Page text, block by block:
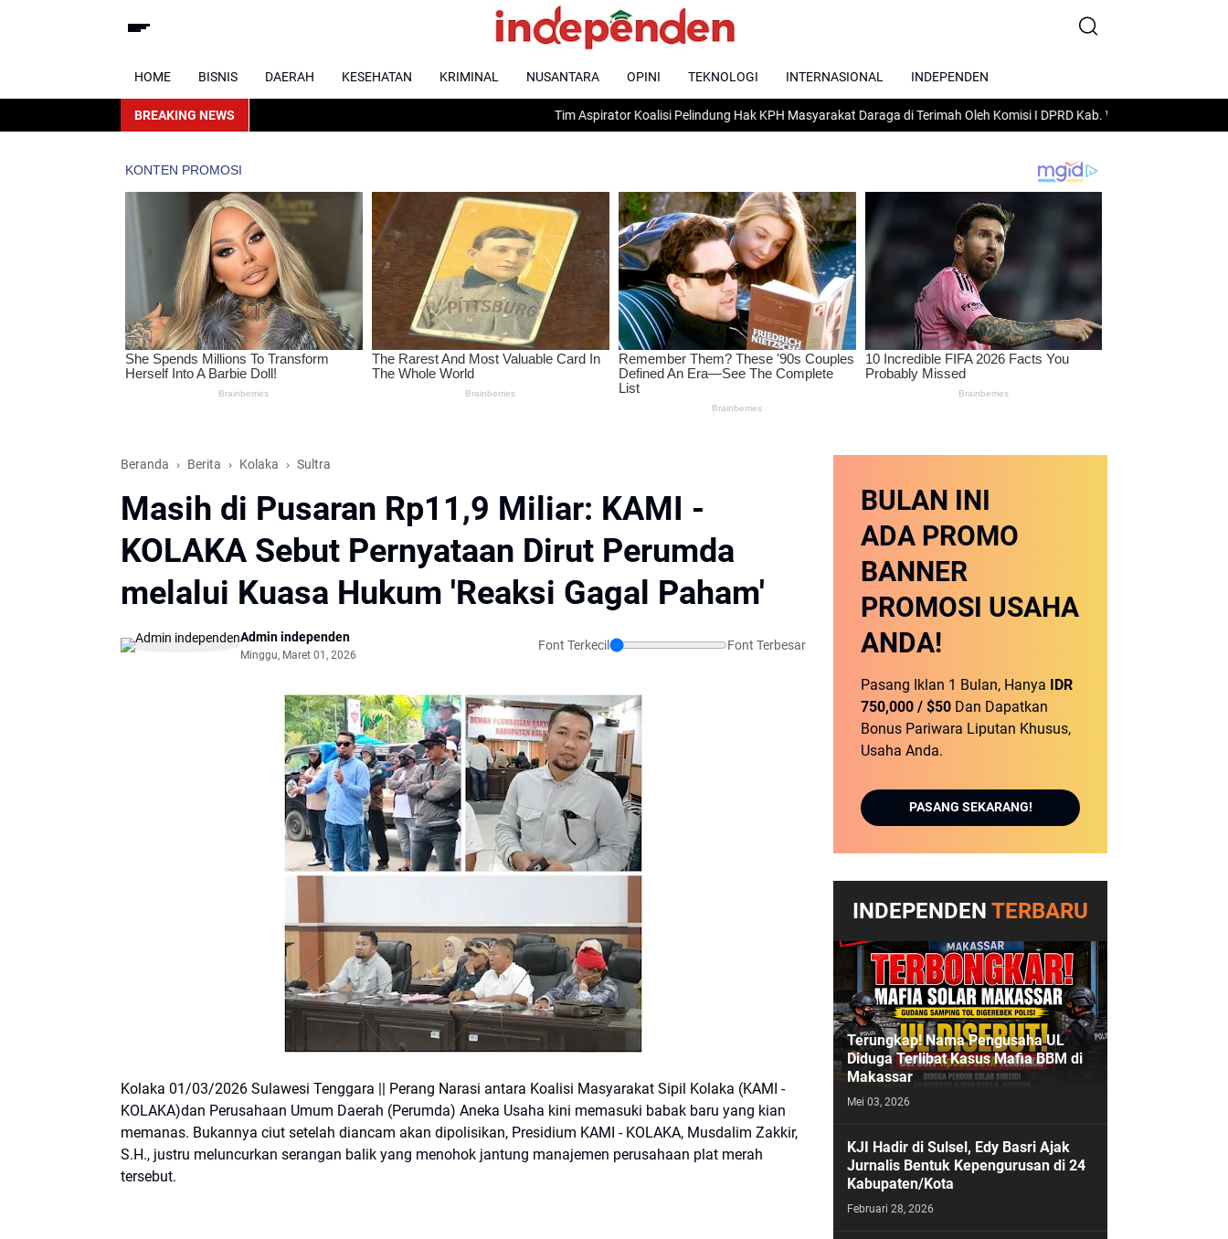
HOME BISNIS DAERAH KESEHATAN KRIMINAL NUSANTARA OPINI TEKNOLOGI INTERNASIONAL INDEPENDEN
BREAKING NEWS Tim Aspirator Koalisi Pelindung Hak KPH Masyarakat Daraga di Terimah Oleh Komisi I DPRD Kab. Wajo Lakukan Gelar Rapat Dengar
Beranda Berita Kolaka Sultra
Masih di Pusaran Rp11,9 Miliar: KAMI -
KOLAKA Sebut Pernyataan Dirut Perumda
melalui Kuasa Hukum 'Reaksi Gagal Paham'
Admin independen
Minggu, Maret 01, 2026
Font Terkecil Font Terbesar
Kolaka 01/03/2026 Sulawesi Tenggara || Perang Narasi antara Koalisi Masyarakat Sipil Kolaka (KAMI -
KOLAKA)dan Perusahaan Umum Daerah (Perumda) Aneka Usaha kini memasuki babak baru yang kian
memanas. Bukannya ciut setelah diancam akan dipolisikan, Presidium KAMI - KOLAKA, Musdalim Zakkir,
S.H., justru meluncurkan serangan balik yang menohok jantung manajemen perusahaan plat merah
tersebut.
BULAN INI
ADA PROMO
BANNER
PROMOSI USAHA
ANDA!
Pasang Iklan 1 Bulan, Hanya IDR
750,000 / $50 Dan Dapatkan
Bonus Pariwara Liputan Khusus,
Usaha Anda.
PASANG SEKARANG!
INDEPENDEN TERBARU
Terungkap! Nama Pengusaha UL
Diduga Terlibat Kasus Mafia BBM di
Makassar
Mei 03, 2026
KJI Hadir di Sulsel, Edy Basri Ajak
Jurnalis Bentuk Kepengurusan di 24
Kabupaten/Kota
Februari 28, 2026